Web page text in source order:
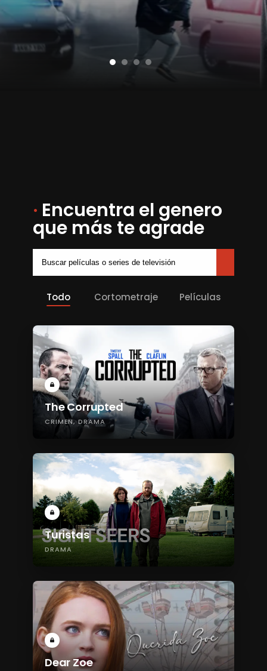
· Encuentra el genero
que más te agrade
Todo Cortometraje Películas
The Corrupted
CRIMEN DRAMA
Turistas
DRAMA
Dear Zoe